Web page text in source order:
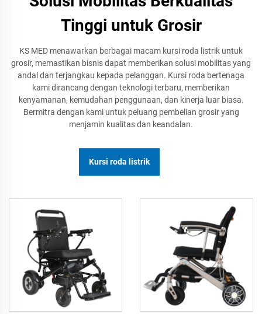
Tinggi untuk Grosir
KS MED menawarkan berbagai macam kursi roda listrik untuk
grosir, memastikan bisnis dapat memberikan solusi mobilitas yang
andal dan terjangkau kepada pelanggan. Kursi roda bertenaga
kami dirancang dengan teknologi terbaru, memberikan
kenyamanan, kemudahan penggunaan, dan kinerja luar biasa.
Bermitra dengan kami untuk peluang pembelian grosir yang
menjamin kualitas dan keandalan.
Kursi roda listrik